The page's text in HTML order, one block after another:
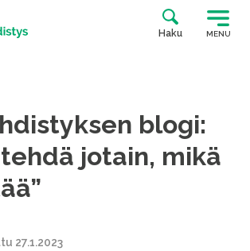
Haku MENU
blogi:
tehdä jotain, mikä
27.1.2023